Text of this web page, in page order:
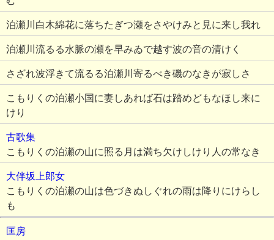
泊瀬川白木綿花に落ちたぎつ瀬をさやけみと見に来し我れ
泊瀬川流るる水脈の瀬を早みゐで越す波の音の清けく
さざれ波浮きて流るる泊瀬川寄るべき磯のなきが寂しさ
こもりくの泊瀬小国に妻しあれば石は踏めどもなほし来に
けり
古歌集
こもりくの泊瀬の山に照る月は満ち欠けしけり人の常なき
大伴坂上郎女
こもりくの泊瀬の山は色づきぬしぐれの雨は降りにけらし
も
匡房